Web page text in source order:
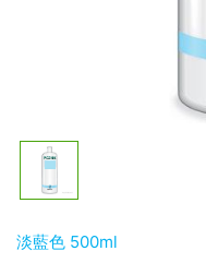
淡藍色 500ml